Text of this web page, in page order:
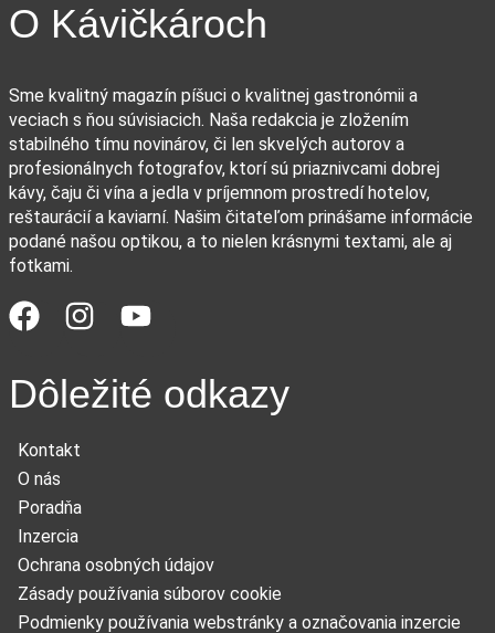
O Kávičkároch
Sme kvalitný magazín píšuci o kvalitnej gastronómii a
veciach s ňou súvisiacich. Naša redakcia je zložením
stabilného tímu novinárov, či len skvelých autorov a
profesionálnych fotografov, ktorí sú priaznivcami dobrej
kávy, čaju či vína a jedla v príjemnom prostredí hotelov,
reštaurácií a kaviarní. Našim čitateľom prinášame informácie
podané našou optikou, a to nielen krásnymi textami, ale aj
fotkami.
Dôležité odkazy
Kontakt
O nás
Poradňa
Inzercia
Ochrana osobných údajov
Zásady používania súborov cookie
Podmienky používania webstránky a označovania inzercie